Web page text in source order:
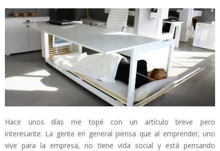
Hace unos días me topé con un artículo breve pero
interesante. La gente en general piensa que al emprender, uno
vive para la empresa, no tiene vida social y está pensando